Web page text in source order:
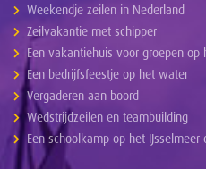
Weekendje zeilen in Nederland
Zeilvakantie met schipper
Een vakantiehuis voor groepen op
Een bedrijfsfeestje op het water
Vergaderen aan boord
Wedstrijdzeilen en teambuilding
Een schoolkamp op het IJsselmeer